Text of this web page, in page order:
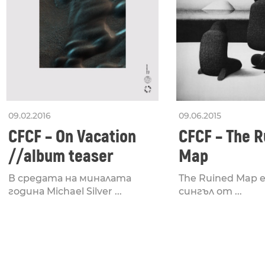
09.02.2016
CFCF – On Vacation
//album teaser
В средата на миналата
година Michael Silver ...
09.06.2015
CFCF – The
Map
The Ruined Map
сингъл от ...